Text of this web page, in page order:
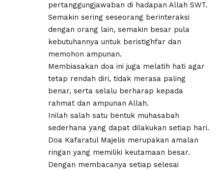
pertanggungjawaban di hadapan Allah SWT.
Semakin sering seseorang berinteraksi
dengan orang lain, semakin besar pula
kebutuhannya untuk beristighfar dan
memohon ampunan.
Membiasakan doa ini juga melatih hati agar
tetap rendah diri, tidak merasa paling
benar, serta selalu berharap kepada
rahmat dan ampunan Allah.
Inilah salah satu bentuk muhasabah
sederhana yang dapat dilakukan setiap hari.
Doa Kafaratul Majelis merupakan amalan
ringan yang memiliki keutamaan besar.
Dengan membacanya setiap selesai